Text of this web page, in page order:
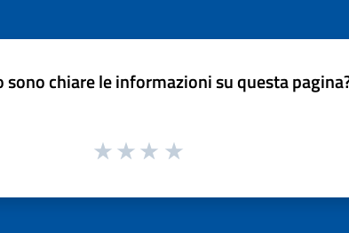
sono chiare le informazioni su questa